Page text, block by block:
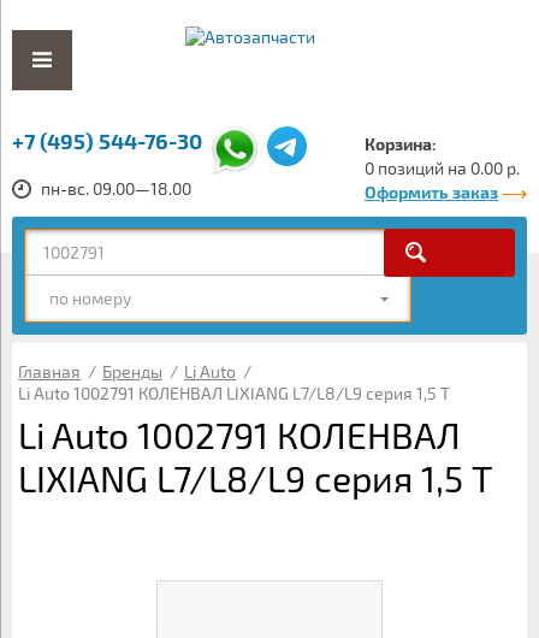
+7 (495) 544-76-30
пн-вс. 09.00—18.00
Корзина:
0 позиций на 0.00 р.
Оформить заказ
по номеру
Главная / Бренды / Li Auto /
Li Auto 1002791 КОЛЕНВАЛ LIXIANG L7/L8/L9 серия 1,5 Т
Li Auto 1002791 КОЛЕНВАЛ
LIXIANG L7/L8/L9 серия 1,5 Т